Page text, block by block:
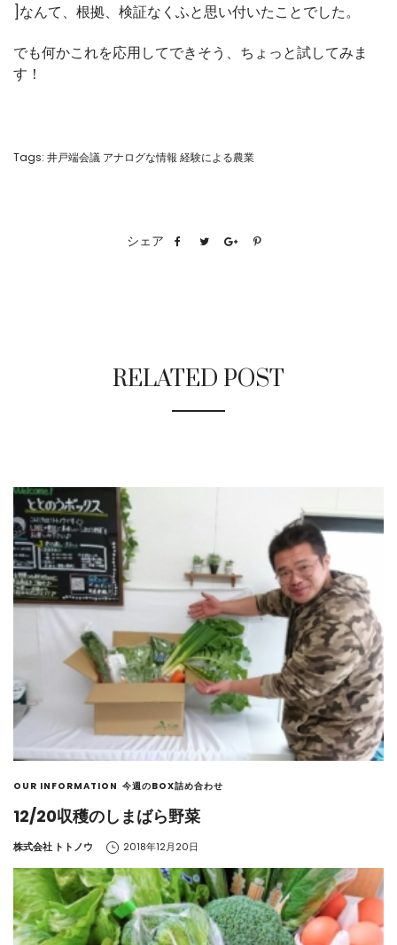
]なんて、根拠、検証なくふと思い付いたことでした。
でも何かこれを応用してできそう、ちょっと試してみま
す！
Tags: 井戸端会議 アナログな情報 経験による農業
シェア
RELATED POST
OUR INFORMATION 今週のBOX詰め合わせ
12/20収穫のしまばら野菜
by
株式会社 トトノウ 2018年12月20日